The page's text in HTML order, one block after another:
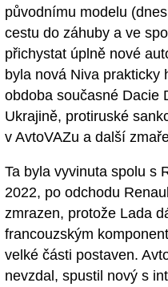
původnímu modelu
cestu do záhuby a ve
přichystat úplně nové
byla nová Niva prakticky
obdoba současné Dacie
Ukrajině, protiruské
v AvtoVAZu a další
Ta byla vyvinuta spolu s
2022, po odchodu
zmrazen, protože Lada
francouzským
velké části postaven.
nevzdal, spustil nový s